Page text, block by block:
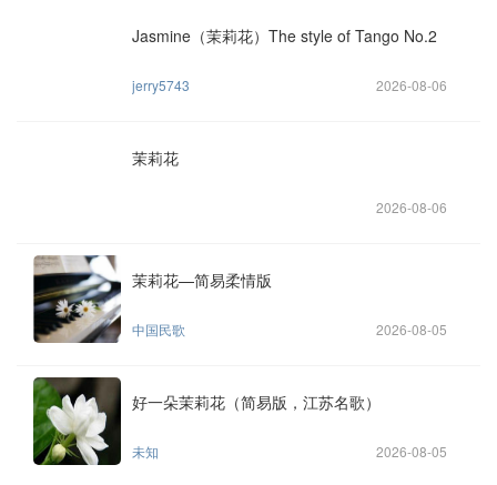
Jasmine（茉莉花）The style of Tango No.2
jerry5743 2026-08-06
茉莉花
2026-08-06
茉莉花—简易柔情版
中国民歌 2026-08-05
好一朵茉莉花（简易版，江苏名歌）
未知 2026-08-05